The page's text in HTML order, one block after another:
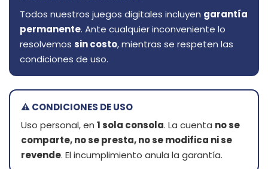
Todos nuestros juegos digitales incluyen garantía
permanente. Ante cualquier inconveniente lo
resolvemos sin costo, mientras se respeten las
condiciones de uso.
⚠️ CONDICIONES DE USO
Uso personal, en 1 sola consola. La cuenta no se
comparte, no se presta, no se modifica ni se
revende. El incumplimiento anula la garantía.